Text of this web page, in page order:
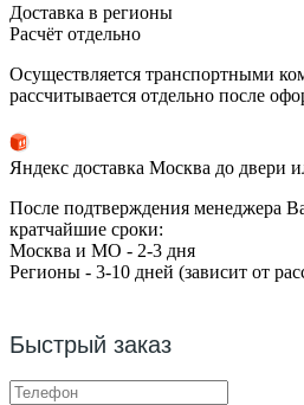
Доставка в регионы
Расчёт отдельно
Осуществляется транспортными
рассчитывается отдельно после
Яндекс доставка Москва до двери
После подтверждения менеджера
кратчайшие сроки:
Москва и МО - 2-3 дня
Регионы - 3-10 дней (зависит от
Быстрый заказ